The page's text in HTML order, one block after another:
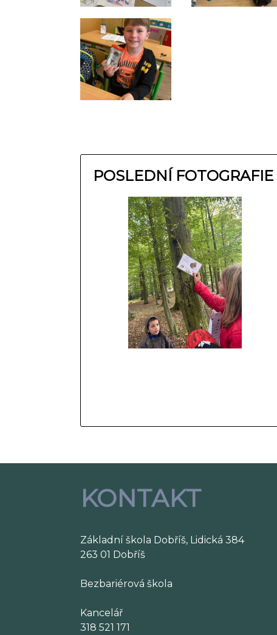
POSLEDNÍ FOTOGRAFIE
KONTAKT
Základní škola Dobříš, Lidická 384
263 01 Dobříš
Bezbariérová škola
Kancelář
318 521 171